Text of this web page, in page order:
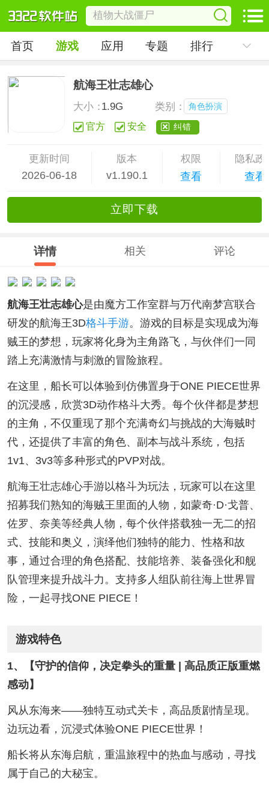
首页 游戏 应用 专题 排行
航海王壮志雄心
大小：1.9G 类别： 角色扮演
官方 安全 纠错
更新时间
2026-06-18
版本
v1.190.1
权限
查看
隐私政
查看
立即下载
详情 相关 评论
航海王壮志雄心是由魔方工作室群与万代南梦宫联合
研发的航海王3D格斗手游。游戏的目标是实现成为海
贼王的梦想，玩家将化身为主角路飞，与伙伴们一同
踏上充满激情与刺激的冒险旅程。
在这里，船长可以体验到仿佛置身于ONE PIECE世界
的沉浸感，欣赏3D动作格斗大秀。每个伙伴都是梦想
的主角，不仅重现了那个充满奇幻与挑战的大海贼时
代，还提供了丰富的角色、副本与战斗系统，包括
1v1、3v3等多种形式的PVP对战。
航海王壮志雄心手游以格斗为玩法，玩家可以在这里
招募我们熟知的海贼王里面的人物，如蒙奇·D·戈普、
佐罗、奈美等经典人物，每个伙伴搭载独一无二的招
式、技能和奥义，演绎他们独特的能力、性格和故
事，通过合理的角色搭配、技能培养、装备强化和舰
队管理来提升战斗力。支持多人组队前往海上世界冒
险，一起寻找ONE PIECE！
游戏特色
1、【守护的信仰，决定拳头的重量 | 高品质正版重燃
感动】
风从东海来——独特互动式关卡，高品质剧情呈现。
边玩边看，沉浸式体验ONE PIECE世界！
船长将从东海启航，重温旅程中的热血与感动，寻找
属于自己的大秘宝。